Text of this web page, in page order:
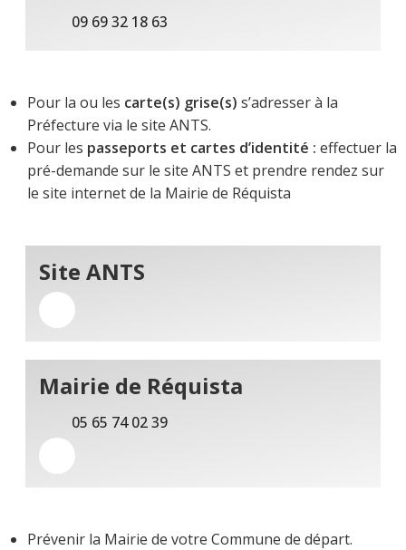
09 69 32 18 63
Pour la ou les carte(s) grise(s) s’adresser à la
Préfecture via le site ANTS.
Pour les passeports et cartes d’identité : effectuer la
pré-demande sur le site ANTS et prendre rendez sur
le site internet de la Mairie de Réquista
Site ANTS
Mairie de Réquista
05 65 74 02 39
Prévenir la Mairie de votre Commune de départ.